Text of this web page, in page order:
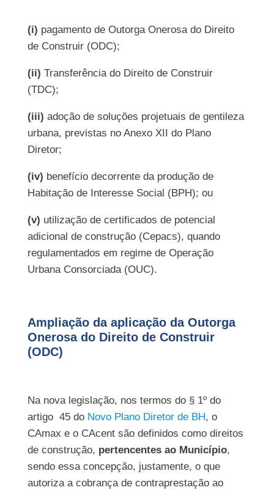
(i) pagamento de Outorga Onerosa do Direito
de Construir (ODC);
(ii) Transferência do Direito de Construir
(TDC);
(iii) adoção de soluções projetuais de gentileza
urbana, previstas no Anexo XII do Plano
Diretor;
(iv) benefício decorrente da produção de
Habitação de Interesse Social (BPH); ou
(v) utilização de certificados de potencial
adicional de construção (Cepacs), quando
regulamentados em regime de Operação
Urbana Consorciada (OUC).
Ampliação da aplicação da Outorga
Onerosa do Direito de Construir
(ODC)
Na nova legislação, nos termos do § 1º do
artigo 45 do Novo Plano Diretor de BH, o
CAmax e o CAcent são definidos como direitos
de construção, pertencentes ao Município,
sendo essa concepção, justamente, o que
autoriza a cobrança de contraprestação ao